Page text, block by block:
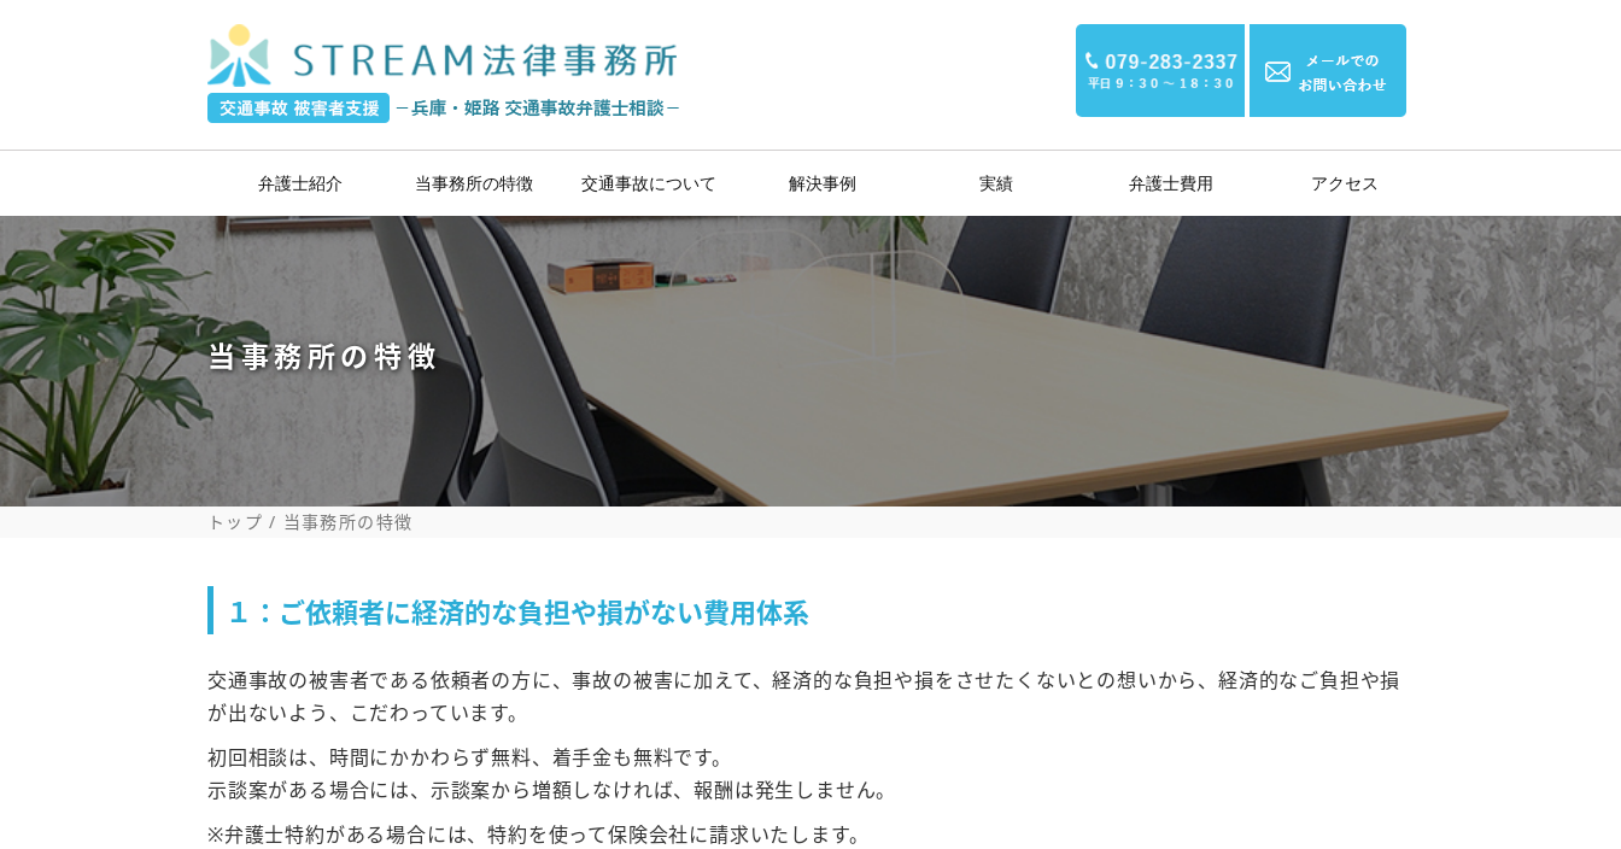
弁護士紹介 当事務所の特徴 交通事故について
過失割合
解決事例 実績 弁護士費用 アクセス
当事務所の特徴
トップ 当事務所の特徴
１：ご依頼者に経済的な負担や損がない費用体系
交通事故の被害者である依頼者の方に、事故の被害に加えて、経済的な負担や損をさせたくないとの想いから、経済的なご負担や損
が出ないよう、こだわっています。
初回相談は、時間にかかわらず無料、着手金も無料です。
示談案がある場合には、示談案から増額しなければ、報酬は発生しません。
※弁護士特約がある場合には、特約を使って保険会社に請求いたします。